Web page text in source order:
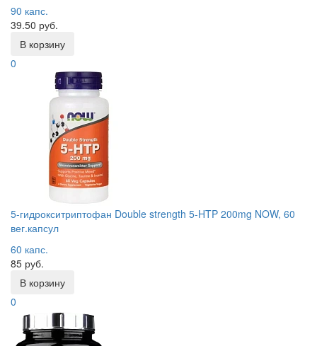
90 капс.
39.50 руб.
В корзину
0
5-гидрокситриптофан Double strength 5-HTP 200mg NOW, 60
вег.капсул
60 капс.
85 руб.
В корзину
0